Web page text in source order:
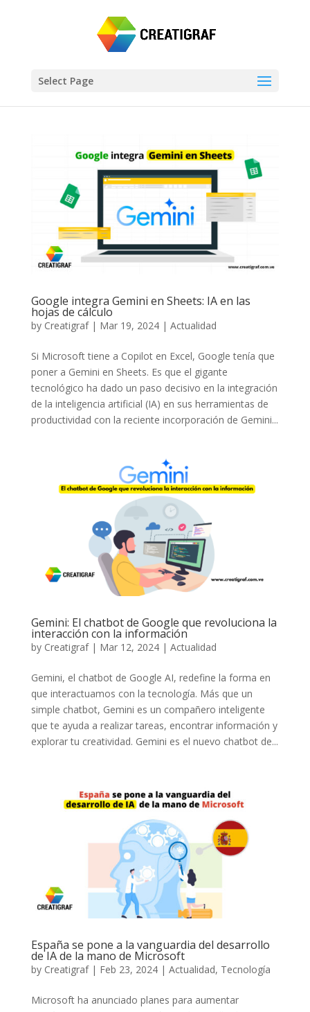
Select Page
Google integra Gemini en Sheets: IA en las
hojas de cálculo
by Creatigraf| Mar 19, 2024| Actualidad
Si Microsoft tiene a Copilot en Excel, Google tenía que
poner a Gemini en Sheets. Es que el gigante
tecnológico ha dado un paso decisivo en la integración
de la inteligencia artificial (IA) en sus herramientas de
productividad con la reciente incorporación de Gemini...
Gemini: El chatbot de Google que revoluciona la
interacción con la información
by Creatigraf| Mar 12, 2024| Actualidad
Gemini, el chatbot de Google AI, redefine la forma en
que interactuamos con la tecnología. Más que un
simple chatbot, Gemini es un compañero inteligente
que te ayuda a realizar tareas, encontrar información y
explorar tu creatividad. Gemini es el nuevo chatbot de...
España se pone a la vanguardia del desarrollo
de IA de la mano de Microsoft
by Creatigraf| Feb 23, 2024| Actualidad, Tecnología
Microsoft ha anunciado planes para aumentar